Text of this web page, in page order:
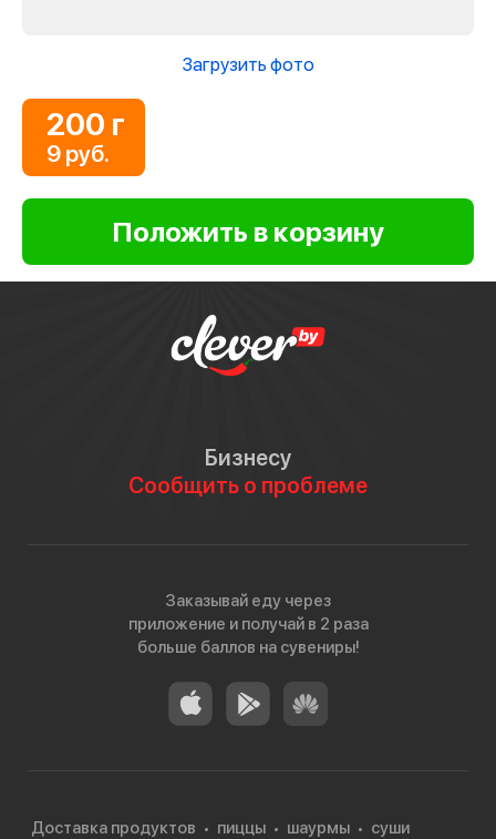
Загрузить фото
200 г
9 руб.
Бизнесу
Сообщить о проблеме
Заказывай еду через
приложение и получай в 2 раза
больше баллов на сувениры!
Доставка продуктов пиццы шаурмы
суши